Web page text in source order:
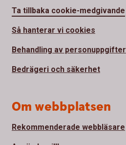
Ta tillbaka cookie-medgivande
Så hanterar vi cookies
Behandling av personuppgifter
Bedrägeri och säkerhet
Om webbplatsen
Rekommenderade webbläsare